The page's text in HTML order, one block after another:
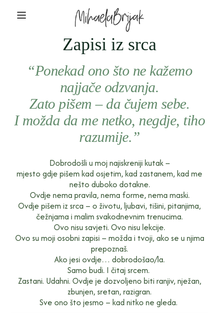
Zapisi iz srca
“Ponekad ono što ne kažemo
najjače odzvanja.
Zato pišem – da čujem sebe.
I možda da me netko, negdje, tiho
razumije.”
Dobrodošli u moj najiskreniji kutak –
mjesto gdje pišem kad osjetim, kad zastanem, kad me
nešto duboko dotakne.
Ovdje nema pravila, nema forme, nema maski.
Ovdje pišem iz srca – o životu, ljubavi, tišini, pitanjima,
čežnjama i malim svakodnevnim trenucima.
Ovo nisu savjeti. Ovo nisu lekcije.
Ovo su moji osobni zapisi – možda i tvoji, ako se u njima
prepoznaš.
Ako jesi ovdje… dobrodošao/la.
Samo budi. I čitaj srcem.
Zastani. Udahni. Ovdje je dozvoljeno biti ranjiv, nježan,
zbunjen, sretan, razigran.
Sve ono što jesmo – kad nitko ne gleda.